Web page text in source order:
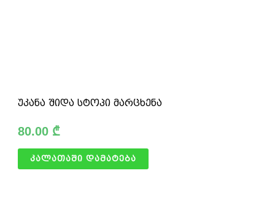
უკანა შიდა სტოპი მარცხენა
80.00 ₾
კალათაში დამატება